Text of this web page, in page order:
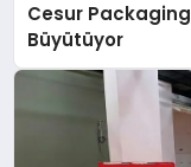
Cesur
Büyütüyor